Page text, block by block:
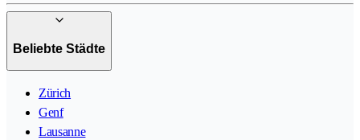
Beliebte Städte
Zürich
Genf
Lausanne